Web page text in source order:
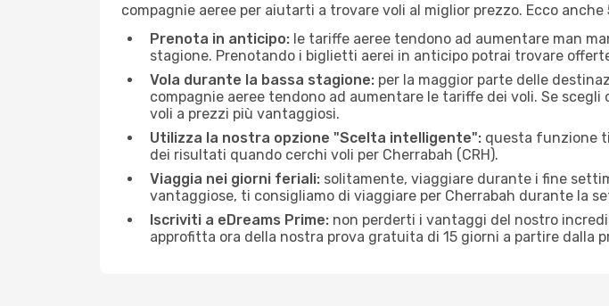
compagnie aeree per aiutarti a trovare voli al miglior prezzo. Ecco
Prenota in anticipo: le tariffe aeree tendono ad aumentare man
stagione. Prenotando i biglietti aerei in anticipo potrai trovare
Vola durante la bassa stagione: per la maggior parte delle
compagnie aeree tendono ad aumentare le tariffe dei voli. Se
voli a prezzi più vantaggiosi.
Utilizza la nostra opzione "Scelta intelligente": questa funzione
dei risultati quando cerchi voli per Cherrabah (CRH).
Viaggia nei giorni feriali: solitamente, viaggiare durante i fine
vantaggiose, ti consigliamo di viaggiare per Cherrabah durante la
Iscriviti a eDreams Prime: non perderti i vantaggi del nostro
approfitta ora della nostra prova gratuita di 15 giorni a partire dalla